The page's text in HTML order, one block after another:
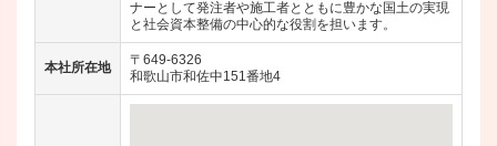
ナーとして発注者や施工者とともに豊かな国土の実現
と社会資本整備の中心的な役割を担います。
本社所在地
〒649-6326
和歌山市和佐中151番地4